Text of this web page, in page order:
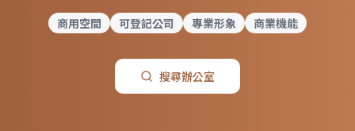
商用空間 可登記公司 專業形象 商業機能
搜尋辦公室